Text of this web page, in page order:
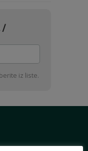
/
iz liste.